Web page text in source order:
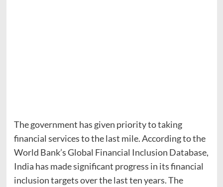
The government has given priority to taking
financial services to the last mile. According to the
World Bank’s Global Financial Inclusion Database,
India has made significant progress in its financial
inclusion targets over the last ten years. The